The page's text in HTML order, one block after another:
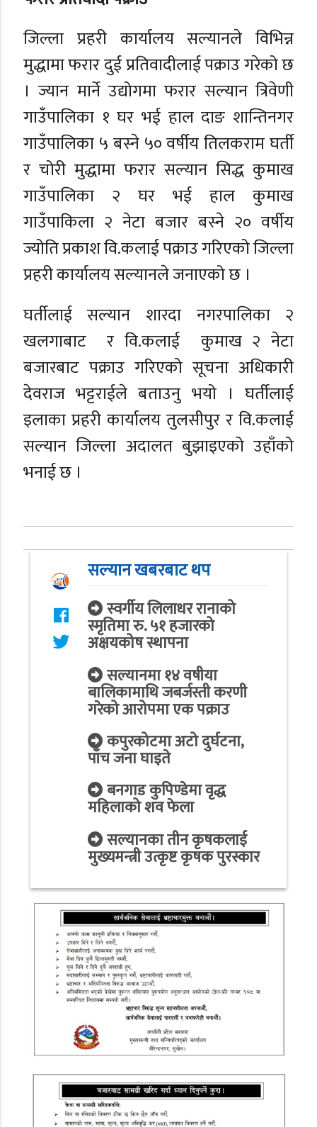
जिल्ला प्रहरी कार्यालय सल्यानले विभिन्न
मुद्धामा फरार दुई प्रतिवादीलाई पक्राउ गरेको छ
। ज्यान मार्ने उद्योगमा फरार सल्यान त्रिवेणी
गाउँपालिका १ घर भई हाल दाङ शान्तिनगर
गाउँपालिका ५ बस्ने ५० वर्षीय तिलकराम घर्ती
र चोरी मुद्धामा फरार सल्यान सिद्ध कुमाख
गाउँपालिका २ घर भई हाल कुमाख
गाउँपाकिला २ नेटा बजार बस्ने २० वर्षीय
ज्योति प्रकाश वि.कलाई पक्राउ गरिएको जिल्ला
प्रहरी कार्यालय सल्यानले जनाएको छ ।
घर्तीलाई सल्यान शारदा नगरपालिका २
खलगाबाट र वि.कलाई कुमाख २ नेटा
बजारबाट पक्राउ गरिएको सूचना अधिकारी
देवराज भट्टराईले बताउनु भयो । घर्तीलाई
इलाका प्रहरी कार्यालय तुलसीपुर र वि.कलाई
सल्यान जिल्ला अदालत बुझाइएको उहाँको
भनाई छ ।
सल्यान खबरबाट थप
स्वर्गीय लिलाधर रानाको
स्मृतिमा रु. ५१ हजारको
अक्षयकोष स्थापना
सल्यानमा १४ वषीया
बालिकामाथि जबर्जस्ती करणी
गरेको आरोपमा एक पक्राउ
कपुरकोटमा अटो दुर्घटना,
पाँच जना घाइते
बनगाड कुपिण्डेमा वृद्ध
महिलाको शव फेला
सल्यानका तीन कृषकलाई
मुख्यमन्त्री उत्कृष्ट कृषक पुरस्कार